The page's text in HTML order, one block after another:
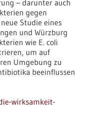
– darunter auch
gegen
Studie eines
und Würzburg
wie E. coli
um auf
Umgebung zu
beeinflussen
wirksamkeit-